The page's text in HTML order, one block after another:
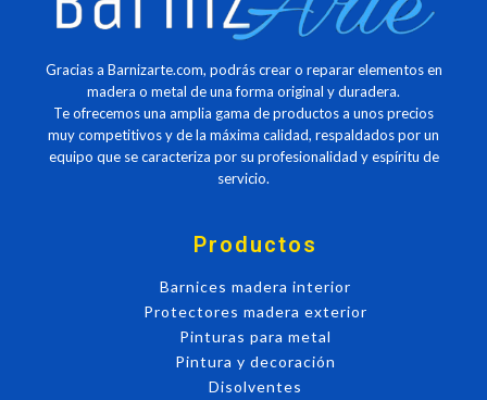
Gracias a Barnizarte.com, podrás crear o reparar elementos en
madera o metal de una forma original y duradera.
Te ofrecemos una amplia gama de productos a unos precios
muy competitivos y de la máxima calidad, respaldados por un
equipo que se caracteriza por su profesionalidad y espíritu de
servicio.
Productos
Barnices madera interior
Protectores madera exterior
Pinturas para metal
Pintura y decoración
Disolventes